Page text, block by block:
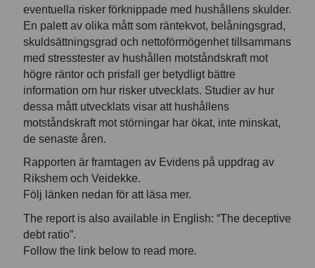
eventuella risker förknippade med hushållens skulder.
En palett av olika mått som räntekvot, belåningsgrad,
skuldsättningsgrad och nettoförmögenhet tillsammans
med stresstester av hushållen motståndskraft mot
högre räntor och prisfall ger betydligt bättre
information om hur risker utvecklats. Studier av hur
dessa mått utvecklats visar att hushållens
motståndskraft mot störningar har ökat, inte minskat,
de senaste åren.
Rapporten är framtagen av Evidens på uppdrag av
Rikshem och Veidekke.
Följ länken nedan för att läsa mer.
The report is also available in English: “The deceptive
debt ratio”.
Follow the link below to read more.